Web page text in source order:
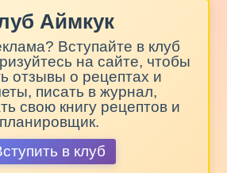
Аймкук
Вступайте в клуб
на сайте, чтобы
отзывы о рецептах и
писать в журнал,
свою книгу рецептов и
планировщик.
в клуб